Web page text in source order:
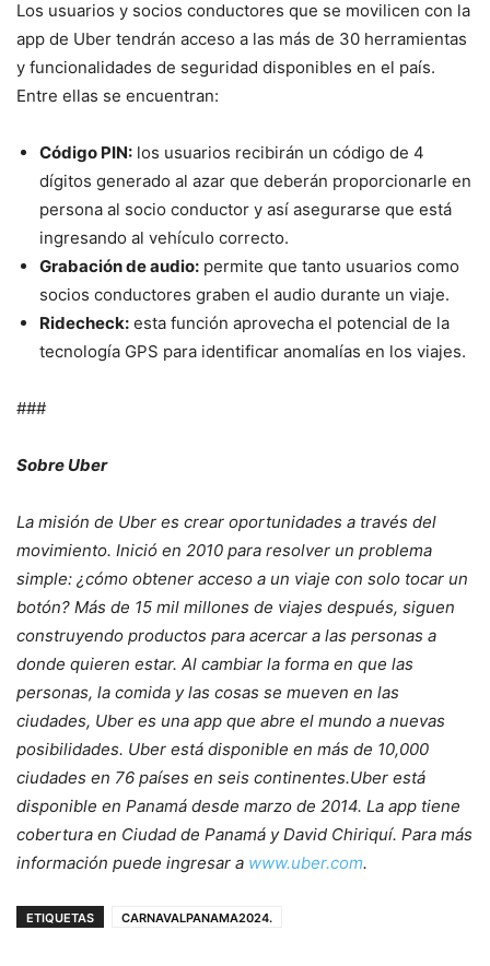
Los usuarios y socios conductores que se movilicen con la
app de Uber tendrán acceso a las más de 30 herramientas
y funcionalidades de seguridad disponibles en el país.
Entre ellas se encuentran:
Código PIN: los usuarios recibirán un código de 4
dígitos generado al azar que deberán proporcionarle en
persona al socio conductor y así asegurarse que está
ingresando al vehículo correcto.
Grabación de audio: permite que tanto usuarios como
socios conductores graben el audio durante un viaje.
Ridecheck: esta función aprovecha el potencial de la
tecnología GPS para identificar anomalías en los viajes.
###
Sobre Uber
La misión de Uber es crear oportunidades a través del
movimiento. Inició en 2010 para resolver un problema
simple: ¿cómo obtener acceso a un viaje con solo tocar un
botón? Más de 15 mil millones de viajes después, siguen
construyendo productos para acercar a las personas a
donde quieren estar. Al cambiar la forma en que las
personas, la comida y las cosas se mueven en las
ciudades, Uber es una app que abre el mundo a nuevas
posibilidades. Uber está disponible en más de 10,000
ciudades en 76 países en seis continentes.Uber está
disponible en Panamá desde marzo de 2014. La app tiene
cobertura en Ciudad de Panamá y David Chiriquí. Para más
información puede ingresar a www.uber.com.
ETIQUETAS CARNAVALPANAMA2024.